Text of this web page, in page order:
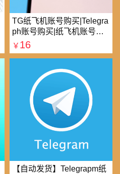
TG纸飞机账号购买|Telegra
ph账号购买|纸飞机账号购
买|电报账号购买
￥ 16
【自动发货】Telegrapm纸